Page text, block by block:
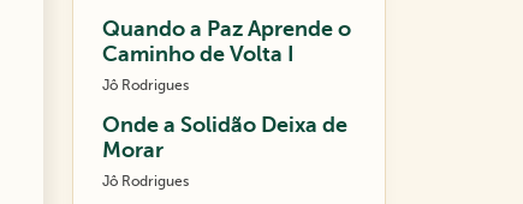
Quando a Paz Aprende o
Caminho de Volta I
Jô Rodrigues
Onde a Solidão Deixa de
Morar
Jô Rodrigues